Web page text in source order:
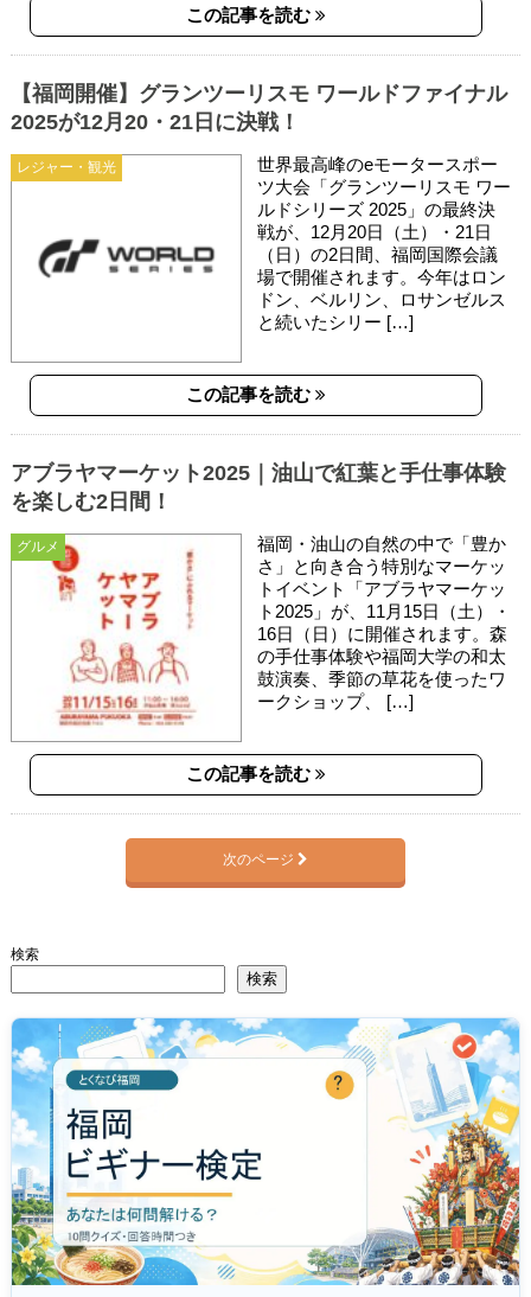
この記事を読む
レジャー・観光
【福岡開催】グランツーリスモ ワールドファイナル
2025が12月20・21日に決戦！
世界最高峰のeモータースポー
ツ大会「グランツーリスモ ワー
ルドシリーズ 2025」の最終決
戦が、12月20日（土）・21日
（日）の2日間、福岡国際会議
場で開催されます。今年はロン
ドン、ベルリン、ロサンゼルス
と続いたシリー […]
この記事を読む
グルメ
アブラヤマーケット2025｜油山で紅葉と手仕事体験
を楽しむ2日間！
福岡・油山の自然の中で「豊か
さ」と向き合う特別なマーケッ
トイベント「アブラヤマーケッ
ト2025」が、11月15日（土）・
16日（日）に開催されます。森
の手仕事体験や福岡大学の和太
鼓演奏、季節の草花を使ったワ
ークショップ、 […]
この記事を読む
次のページ
検索
検索